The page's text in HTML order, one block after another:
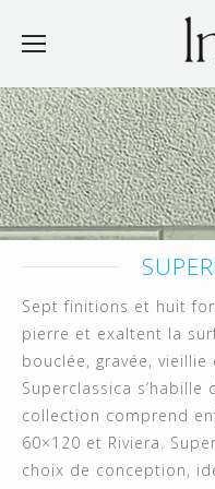
Sept finitions et huit
pierre et exaltent la
bouclée, gravée,
Superclassica
collection comprend
60×120 et Riviera.
choix de conception,